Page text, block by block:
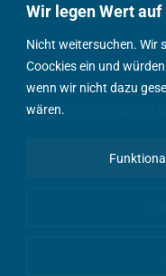
Wir legen Wert
Nicht weitersuchen. Wir
Coockies ein und
wenn wir nicht dazu
wären.
Fachbücher
Marktreport
Podcasts
Positionspapier
English Content